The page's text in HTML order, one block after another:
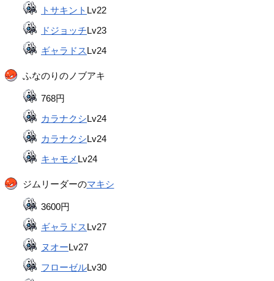
トサキント Lv22
ドジョッチLv23
ギャラドスLv24
ふなのりのノブアキ
768円
カラナクシLv24
カラナクシLv24
キャモメ Lv24
ジムリーダーのマキシ
3600円
ギャラドスLv27
ヌオーLv27
フローゼルLv30